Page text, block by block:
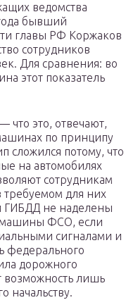
ведомства
бывший
главы РФ Коржаков
сотрудников
Для сравнения: во
этот показатель
это, отвечают,
по принципу
сложился потому, что
на автомобилях
сотрудникам
для них
ГИБДД не наделены
машины ФСО, если
сигналами и
федерального
дорожного
возможность лишь
начальству.